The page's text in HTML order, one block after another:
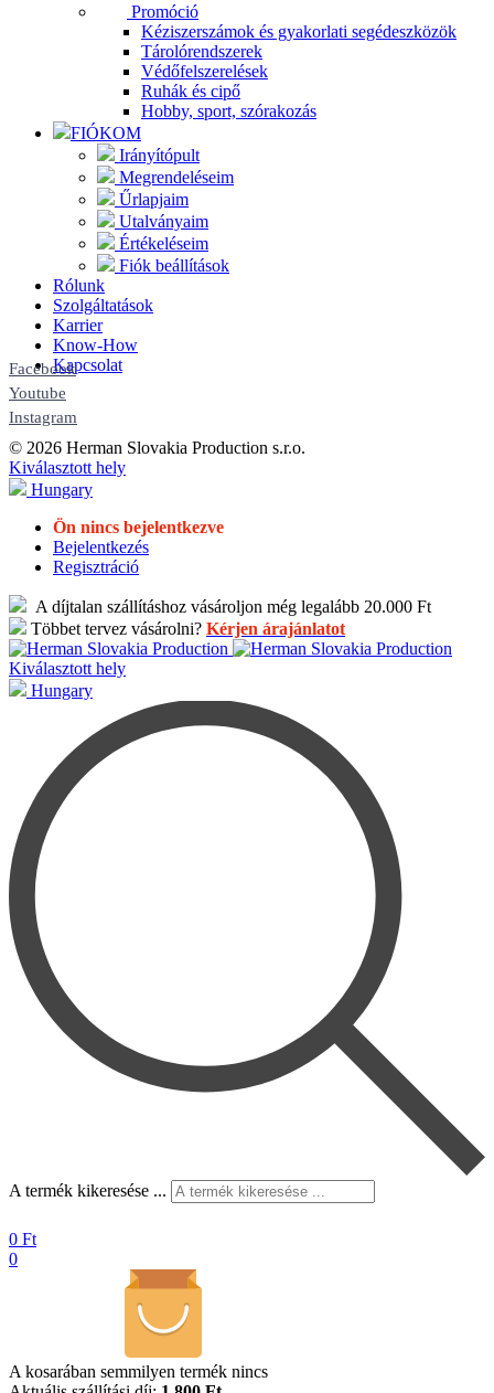
Promóció
Kéziszerszámok és gyakorlati segédeszközök
Tárolórendszerek
Védőfelszerelések
Ruhák és cipő
Hobby, sport, szórakozás
FIÓKOM
Irányítópult
Megrendeléseim
Űrlapjaim
Utalványaim
Értékeléseim
Fiók beállítások
Rólunk
Szolgáltatások
Karrier
Know-How
Kapcsolat
Facebook
Youtube
Instagram
© 2026 Herman Slovakia Production s.r.o.
Kiválasztott hely
Hungary
Ön nincs bejelentkezve
Bejelentkezés
Regisztráció
A díjtalan szállításhoz vásároljon még legalább 20.000 Ft
Többet tervez vásárolni? Kérjen árajánlatot
Kiválasztott hely
Hungary
A termék kikeresése ...
0 Ft
0
A kosarában semmilyen termék nincs